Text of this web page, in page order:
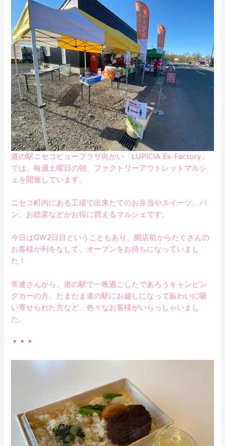
道の駅ニセコビュープラザ向かい「LUPICIA Ex-Factory」
では、毎週土曜日の朝、ファクトリーアウトレットマルシ
ェを開催しています。
ニセコ町内にある工場で出来たてのお弁当やスイーツ、パ
ン、お総菜などがお得に買えるマルシェです。
今日はGW2日目ということもあり、開店前からたくさんの
お客様が列をなして、オープンをお待ちになっていまし
た！
常連さんから、道の駅で一晩過ごしたであろうキャンピン
グカーの方、たまたま道の駅にお越しになって賑わいに吸
い寄せられた方など、色々なお客様がいらっしゃいまし
た。
＊＊＊